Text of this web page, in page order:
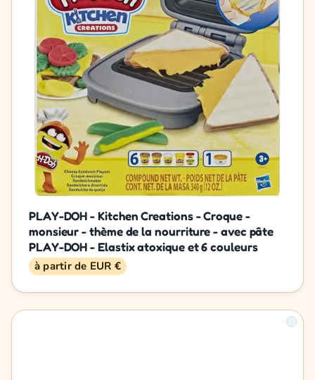
PLAY-DOH - Kitchen Creations - Croque -
monsieur - thème de la nourriture - avec pâte
PLAY-DOH - Elastix atoxique et 6 couleurs
à partir de EUR €